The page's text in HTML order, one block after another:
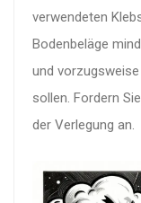
verwendeten
Bodenbeläge
und
sollen. Fordern
der Verlegung an.